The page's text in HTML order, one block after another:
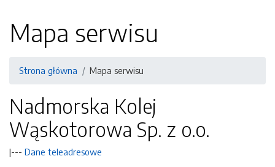
Mapa serwisu
Strona główna Mapa serwisu
Nadmorska Kolej
Wąskotorowa Sp. z o.o.
|--- Dane teleadresowe